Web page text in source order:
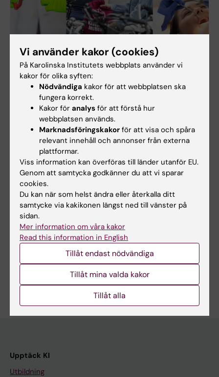
Lärarledamöter utsedda
Nu är det klart vilka som tillträder som nya
lärarledamöter i fakultetsnämnden, kommittén för
utbildning på grundnivå och avancerad nivå,
kommittén för utbildning på forskarnivå och
kommittén för forskning den 1 juli 2026. Därmed är
de akademiska valen på KI färdiga för den här
omgången.
Uppdaterad av:
Lilian Pagrot
Upptäck KI
Utbildning
Vi använder kakor (cookies)
På Karolinska Institutets webbplats använder vi
kakor för olika syften:
Nödvändiga kakor för att webbplatsen ska
fungera korrekt.
Kakor för analys för att förstå hur
webbplatsen används.
Marknadsföringskakor för att visa och spåra
relevant innehåll och annonser från externa
plattformar.
Viss information kan överföras till länder utanför EU.
Genom att samtycka godkänner du att vi sparar
cookies.
Du kan när som helst ändra eller återkalla ditt
samtycke via kakikonen längst ned till vänster på
sidan.
Mer information om våra kakor
Read this information in English
Tillåt endast nödvändiga
Tillåt mina valda kakor
Tillåt alla